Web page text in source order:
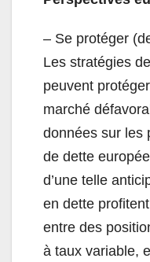
– Se protéger
Les stratégies
peuvent
marché
données sur les
de dette
d’une telle
en dette
entre des
à taux variable,